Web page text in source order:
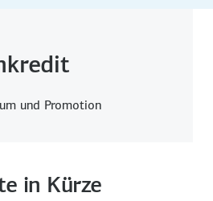
und Promotion
in Kürze